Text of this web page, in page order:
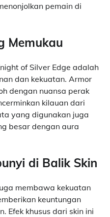
pemain di
Memukau
of Silver Edge adalah
dan kekuatan. Armor
dengan nuansa perak
kilauan dari
yang digunakan juga
besar dengan aura
di Balik Skin
membawa kekuatan
keuntungan
Efek khusus dari skin ini